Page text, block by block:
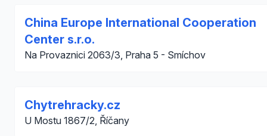
China Europe International Cooperation
Center s.r.o.
Na Provaznici 2063/3, Praha 5 - Smíchov
Chytrehracky.cz
U Mostu 1867/2, Říčany